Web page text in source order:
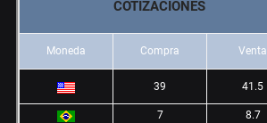
COTIZACIONES
Moneda Compra Venta
39 41.5
7 8.7